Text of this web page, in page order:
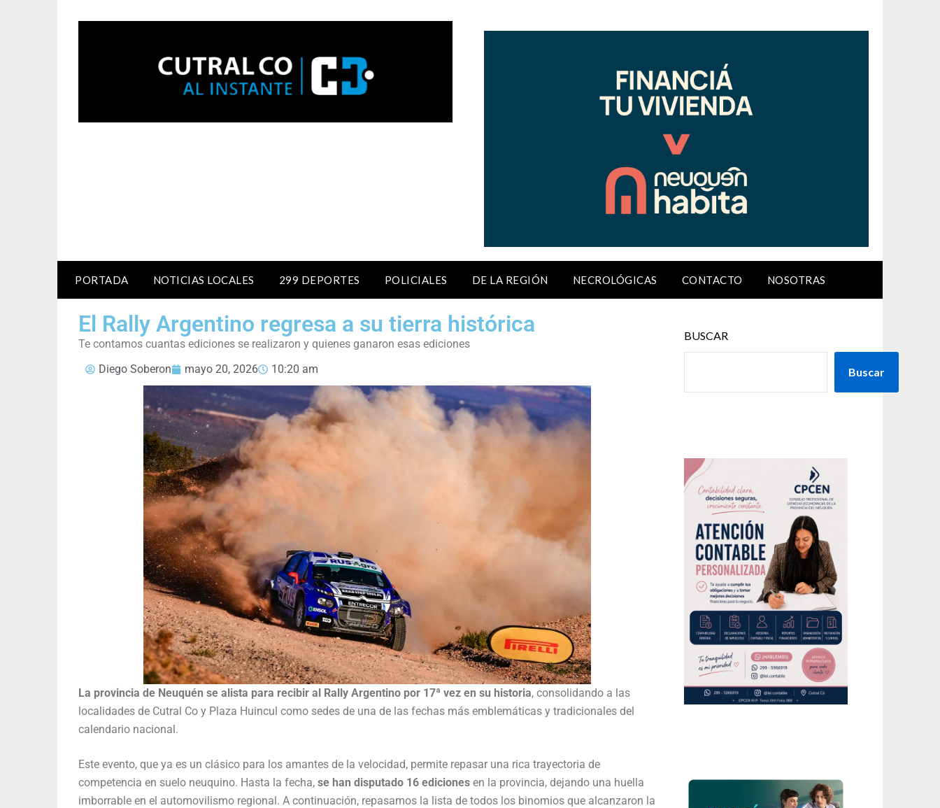
PORTADA NOTICIAS LOCALES 299 DEPORTES POLICIALES DE LA REGIÓN NECROLÓGICAS CONTACTO NOSOTRAS
El Rally Argentino regresa a su tierra histórica
Te contamos cuantas ediciones se realizaron y quienes ganaron esas ediciones
Diego Soberon
mayo 20, 2026 10:20 am
La provincia de Neuquén se alista para recibir al Rally Argentino por 17ª vez en su historia, consolidando a las
localidades de Cutral Co y Plaza Huincul como sedes de una de las fechas más emblemáticas y tradicionales del
calendario nacional.
Este evento, que ya es un clásico para los amantes de la velocidad, permite repasar una rica trayectoria de
competencia en suelo neuquino. Hasta la fecha, se han disputado 16 ediciones en la provincia, dejando una huella
imborrable en el automovilismo regional. A continuación, repasamos la lista de todos los binomios que alcanzaron la
BUSCAR
Buscar